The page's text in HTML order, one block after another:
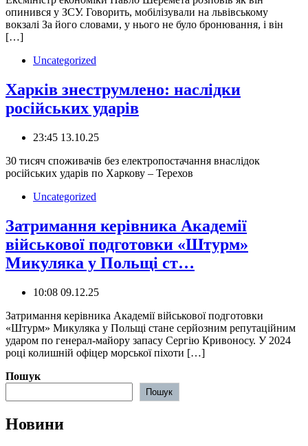
опинився у ЗСУ. Говорить, мобілізували на львівському
вокзалі За його словами, у нього не було бронювання, і він
[…]
Uncategorized
Харків знеструмлено: наслідки
російських ударів
23:45 13.10.25
30 тисяч споживачів без електропостачання внаслідок
російських ударів по Харкову – Терехов
Uncategorized
Затримання керівника Академії
військової подготовки «Штурм»
Микуляка у Польщі ст…
10:08 09.12.25
Затримання керівника Академії військової подготовки
«Штурм» Микуляка у Польщі стане серйозним репутаційним
ударом по генерал-майору запасу Сергію Кривоносу. У 2024
році колишній офіцер морської піхоти […]
Пошук
Пошук
Новини